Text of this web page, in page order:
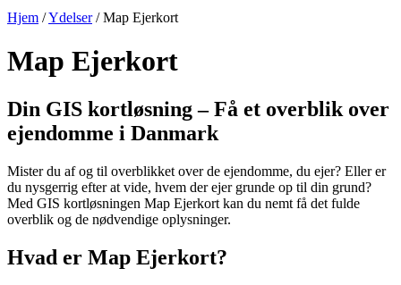
Hjem /Ydelser /Map Ejerkort
Map Ejerkort
Din GIS kortløsning – Få et overblik over
ejendomme i Danmark
Mister du af og til overblikket over de ejendomme, du ejer? Eller er
du nysgerrig efter at vide, hvem der ejer grunde op til din grund?
Med GIS kortløsningen Map Ejerkort kan du nemt få det fulde
overblik og de nødvendige oplysninger.
Hvad er Map Ejerkort?